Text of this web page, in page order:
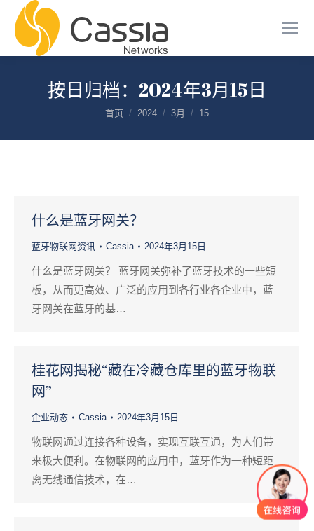
按日归档： 2024年3月15日
您在这里：
首页 2024 3月 15
什么是蓝牙网关？
蓝牙物联网资讯 Cassia 2024年3月15日
什么是蓝牙网关？ 蓝牙网关弥补了蓝牙技术的一些短
板，从而更高效、广泛的应用到各行业各企业中，蓝
牙网关在蓝牙的基…
桂花网揭秘“藏在冷藏仓库里的蓝牙物联
网”
企业动态 Cassia 2024年3月15日
物联网通过连接各种设备，实现互联互通，为人们带
来极大便利。在物联网的应用中，蓝牙作为一种短距
离无线通信技术，在…